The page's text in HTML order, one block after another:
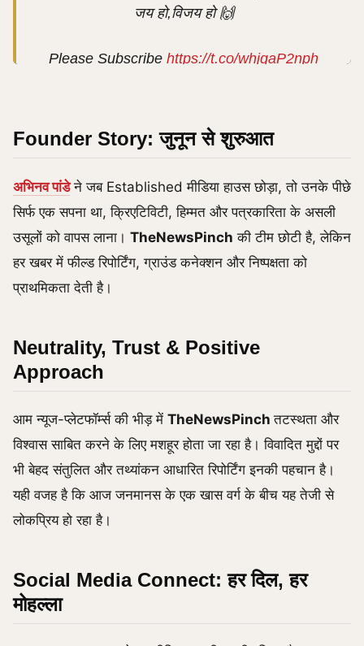
जय हो,विजय हो 🙌
Please Subscribe https://t.co/whjqaP2nph
— Vinay Sultan (@vinay_sultan)
2025
Founder Story: जुनून से शुरुआत
अभिनव पांडेने जब Established मीडिया हाउस छोड़ा, तो उनके पीछे
सिर्फ एक सपना था, क्रिएटिविटी, हिम्मत और पत्रकारिता के असली
उसूलों को वापस लाना। TheNewsPinch की टीम छोटी है, लेकिन
हर खबर में फील्ड रिपोर्टिंग, ग्राउंड कनेक्शन और निष्पक्षता को
प्राथमिकता देती है।
Neutrality, Trust & Positive
Approach
आम न्यूज-प्लेटफॉर्म्स की भीड़ में TheNewsPinchतटस्थता और
विश्वास साबित करने के लिए मशहूर होता जा रहा है। विवादित मुद्दों पर
भी बेहद संतुलित और तथ्यांकन आधारित रिपोर्टिंग इनकी पहचान है।
यही वजह है कि आज जनमानस के एक खास वर्ग के बीच यह तेजी से
लोकप्रिय हो रहा है।
Social Media Connect: हर दिल, हर
मोहल्ला